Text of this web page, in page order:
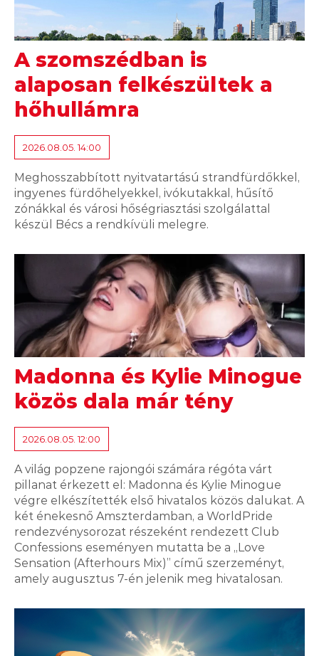
A szomszédban is
alaposan felkészültek a
hőhullámra
2026.08.05. 14:00
Meghosszabbított nyitvatartású strandfürdőkkel,
ingyenes fürdőhelyekkel, ivókutakkal, hűsítő
zónákkal és városi hőségriasztási szolgálattal
készül Bécs a rendkívüli melegre.
Madonna és Kylie Minogue
közös dala már tény
2026.08.05. 12:00
A világ popzene rajongói számára régóta várt
pillanat érkezett el: Madonna és Kylie Minogue
végre elkészítették első hivatalos közös dalukat. A
két énekesnő Amszterdamban, a WorldPride
rendezvénysorozat részeként rendezett Club
Confessions eseményen mutatta be a „Love
Sensation (Afterhours Mix)” című szerzeményt,
amely augusztus 7-én jelenik meg hivatalosan.